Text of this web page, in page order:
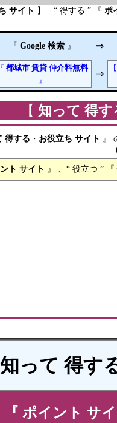
サイト 】 “ 得する ” 『 ポ
『 Google 検索 』 ⇒
『 都城市 賃貸 仲介料無料
』
⇒
【知って 得す
得する ・ お役立ち サイト 』
年０８月
ト サイト 』 、“ 役立つ ” 『
知って 得す
『 ポイント サ